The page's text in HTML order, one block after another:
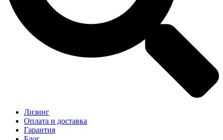
Лизинг
Оплата и доставка
Гарантия